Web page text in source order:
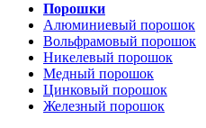
Порошки
Алюминиевый порошок
Вольфрамовый порошок
Никелевый порошок
Медный порошок
Цинковый порошок
Железный порошок